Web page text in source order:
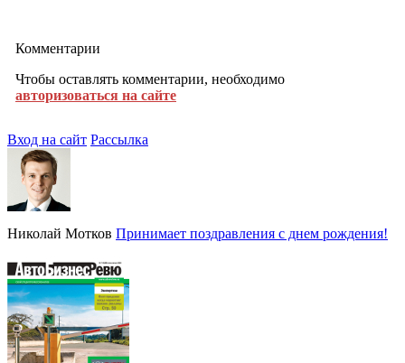
Комментарии
Чтобы оставлять комментарии, необходимо
авторизоваться на сайте
Вход на сайт Рассылка
Николай Мотков Принимает поздравления с днем рождения!